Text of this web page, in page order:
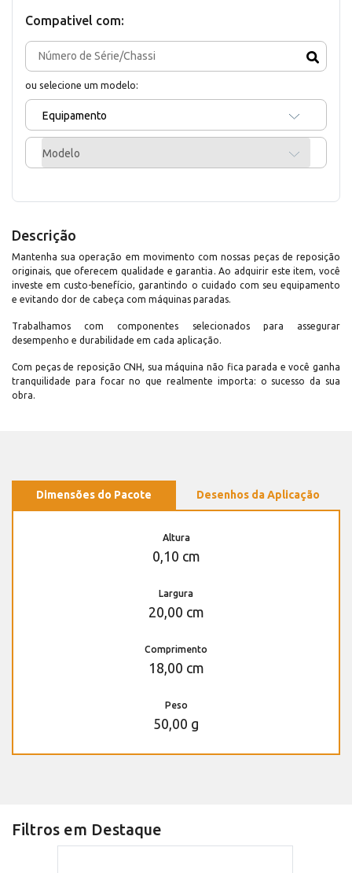
Compativel com:
ou selecione um modelo:
Equipamento
Modelo
Descrição
Mantenha sua operação em movimento com nossas peças de reposição
originais, que oferecem qualidade e garantia. Ao adquirir este item, você
investe em custo-benefício, garantindo o cuidado com seu equipamento
e evitando dor de cabeça com máquinas paradas.
Trabalhamos com componentes selecionados para assegurar
desempenho e durabilidade em cada aplicação.
Com peças de reposição CNH, sua máquina não fica parada e você ganha
tranquilidade para focar no que realmente importa: o sucesso da sua
obra.
Dimensões do Pacote Desenhos da Aplicação
Altura
0,10 cm
Largura
20,00 cm
Comprimento
18,00 cm
Peso
50,00 g
Filtros em Destaque